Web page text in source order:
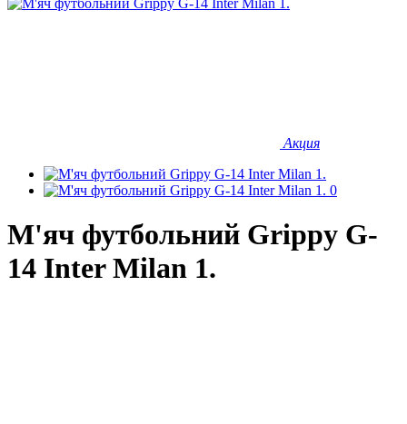
Акция
М'яч футбольний Grippy G-
14 Inter Milan 1.